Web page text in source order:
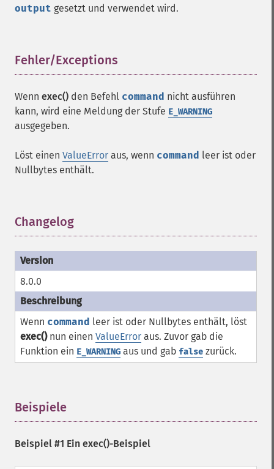
output gesetzt und verwendet wird.
Fehler/Exceptions
Wenn exec() den Befehl command nicht ausführen
kann, wird eine Meldung der Stufe E_WARNING
ausgegeben.
Löst einen ValueError aus, wenn command leer ist oder
Nullbytes enthält.
Changelog
8.0.0
Wenn command leer ist oder Nullbytes enthält, löst
exec()nun einen ValueError aus. Zuvor gab die
Funktion ein E_WARNING aus und gab false zurück.
Beispiele
Beispiel #1 Ein exec()-Beispiel